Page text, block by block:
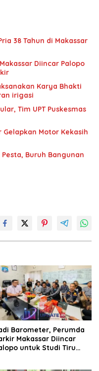
38 Tahun di Makassar
Diincar Palopo
Karya Bhakti
irigasi
Tim UPT Puskesmas
Gelapkan Motor Kekasih
Buruh Bangunan
Barometer, Perumda
Makassar Diincar
untuk Studi Tiru